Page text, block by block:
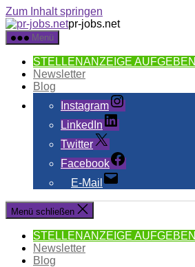
Zum Inhalt springen
pr-jobs.net
Menü
STELLENANZEIGE AUFGEBEN
Newsletter
Blog
Instagram
LinkedIn
Twitter
Facebook
E-Mail
Menü schließen
STELLENANZEIGE AUFGEBEN
Newsletter
Blog